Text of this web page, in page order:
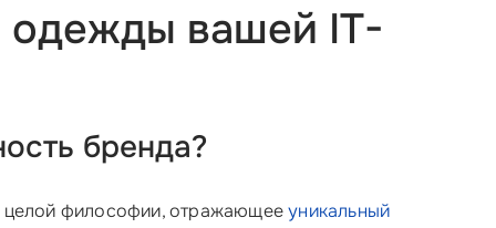
одежды вашей IT-
бренда?
целой философии, отражающееуникальный